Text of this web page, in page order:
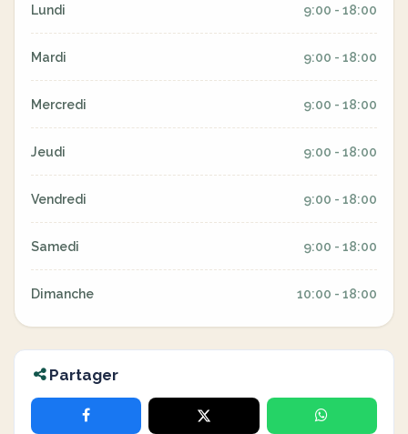
Lundi 9:00 - 18:00
Mardi 9:00 - 18:00
Mercredi 9:00 - 18:00
Jeudi 9:00 - 18:00
Vendredi 9:00 - 18:00
Samedi 9:00 - 18:00
Dimanche 10:00 - 18:00
Partager